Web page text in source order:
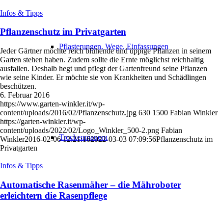
Pflasterungen, Wege, Einfassungen
Trockenmauern
Infos & Tipps
Pflanzenschutz im Privatgarten
Jeder Gärtner möchte reich blühende und üppige Pflanzen in seinem
Garten stehen haben. Zudem sollte die Ernte möglichst reichhaltig
ausfallen. Deshalb hegt und pflegt der Gartenfreund seine Pflanzen
wie seine Kinder. Er möchte sie von Krankheiten und Schädlingen
beschützen.
6. Februar 2016
https://www.garten-winkler.it/wp-
content/uploads/2016/02/Pflanzenschutz.jpg 630 1500 Fabian Winkler
https://garten-winkler.it/wp-
content/uploads/2022/02/Logo_Winkler_500-2.png Fabian
Winkler2016-02-06 12:21:162022-03-03 07:09:56Pflanzenschutz im
Privatgarten
Infos & Tipps
Automatische Rasenmäher – die Mähroboter
erleichtern die Rasenpflege